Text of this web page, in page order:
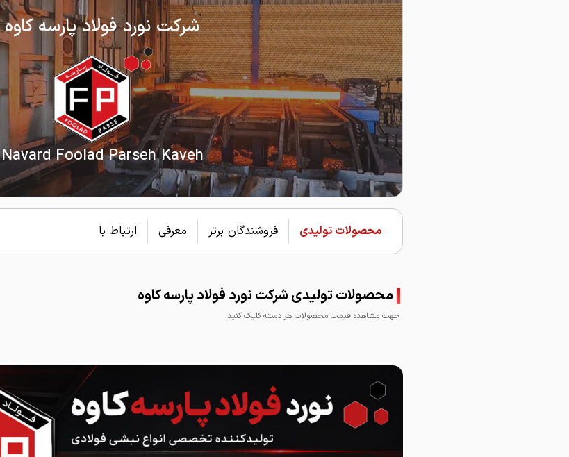
شرکت نورد فولاد پارسه کاوه
Navard Foolad Parseh Kaveh
محصولات تولیدی فروشندگان برتر معرفی ارتباط با
محصولات تولیدی شرکت نورد فولاد پارسه کاوه
جهت مشاهده قیمت محصولات هر دسته کلیک کنید.